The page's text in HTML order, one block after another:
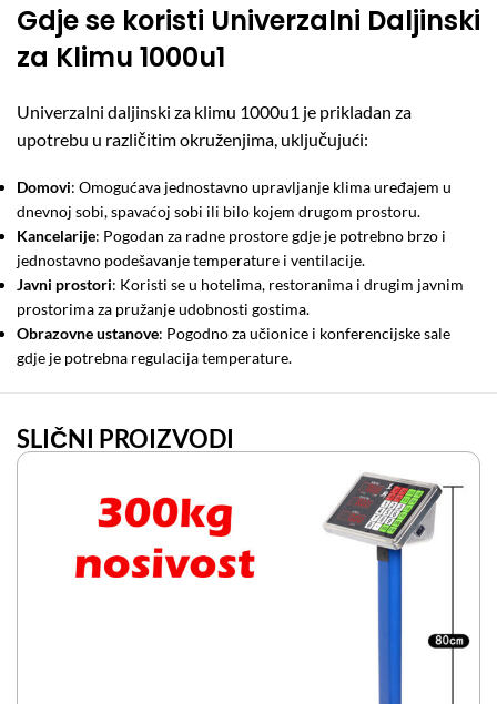
Gdje se koristi Univerzalni Daljinski
za Klimu 1000u1
Univerzalni daljinski za klimu 1000u1 je prikladan za
upotrebu u različitim okruženjima, uključujući:
Domovi: Omogućava jednostavno upravljanje klima uređajem u
dnevnoj sobi, spavaćoj sobi ili bilo kojem drugom prostoru.
Kancelarije: Pogodan za radne prostore gdje je potrebno brzo i
jednostavno podešavanje temperature i ventilacije.
Javni prostori: Koristi se u hotelima, restoranima i drugim javnim
prostorima za pružanje udobnosti gostima.
Obrazovne ustanove: Pogodno za učionice i konferencijske sale
gdje je potrebna regulacija temperature.
SLIČNI PROIZVODI